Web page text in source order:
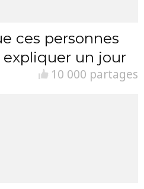
ces personnes
un jour
10 000 partages